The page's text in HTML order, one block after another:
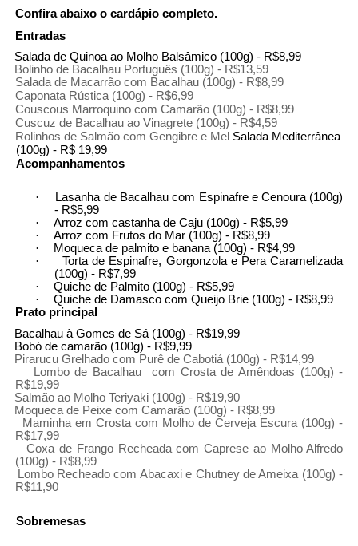
Confira abaixo o cardápio completo.
Entradas
Salada de Quinoa ao Molho Balsâmico (100g) - R$8,99
Bolinho de Bacalhau Português (100g) - R$13,59
Salada de Macarrão com Bacalhau (100g) - R$8,99
Caponata Rústica (100g) - R$6,99
Couscous Marroquino com Camarão (100g) - R$8,99
Cuscuz de Bacalhau ao Vinagrete (100g) - R$4,59
Rolinhos de Salmão com Gengibre e Mel Salada Mediterrânea
(100g) - R$ 19,99
Acompanhamentos
·
Lasanha de Bacalhau com Espinafre e Cenoura (100g)
- R$5,99
·
Arroz com castanha de Caju (100g) - R$5,99
·
Arroz com Frutos do Mar (100g) - R$8,99
·
Moqueca de palmito e banana (100g) - R$4,99
·
Torta de Espinafre, Gorgonzola e Pera Caramelizada
(100g) - R$7,99
·
Quiche de Palmito (100g) - R$5,99
·
Quiche de Damasco com Queijo Brie (100g) - R$8,99
Prato principal
Bacalhau à Gomes de Sá (100g) - R$19,99
Bobó de camarão (100g) - R$9,99
Pirarucu Grelhado com Purê de Cabotiá (100g) - R$14,99
Lombo de Bacalhau
com Crosta de Amêndoas (100g) -
R$19,99
Salmão ao Molho Teriyaki (100g) - R$19,90
Moqueca de Peixe com Camarão (100g) - R$8,99
Maminha em Crosta com Molho de Cerveja Escura (100g) -
R$17,99
Coxa de Frango Recheada com Caprese ao Molho Alfredo
(100g) - R$8,99
Lombo Recheado com Abacaxi e Chutney de Ameixa (100g) -
R$11,90
Sobremesas